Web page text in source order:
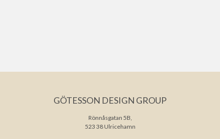
GÖTESSON DESIGN GROUP
Rönnåsgatan 5B,
523 38 Ulricehamn